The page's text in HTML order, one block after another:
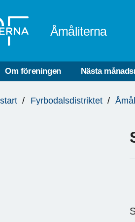
Åmåliterna
Om föreningen Nästa
Fyrbodalsdistriktet